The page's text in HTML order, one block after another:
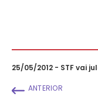
25/05/2012 - STF vai
ANTERIOR